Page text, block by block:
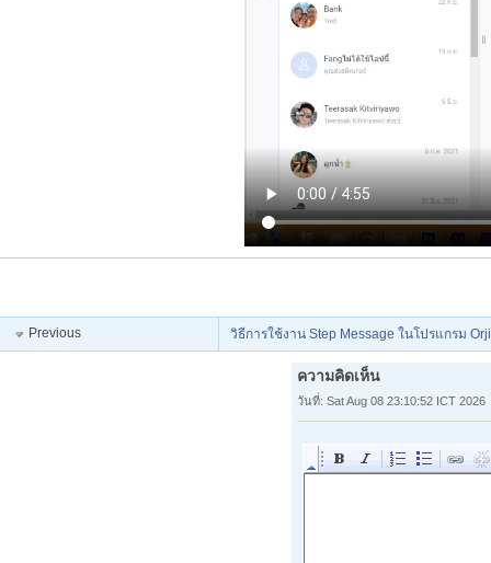
Previous วิธีการใช้งาน Step Message ในโปรแกรม
ความคิดเห็น
วันที่: Sat Aug 08 23:10:52 ICT 2026